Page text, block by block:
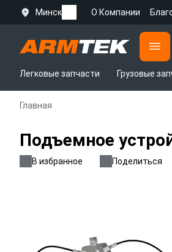
Минск О Компании
Легковые запчасти
Грузовые
Главная
Подъемное
В избранное Поделиться